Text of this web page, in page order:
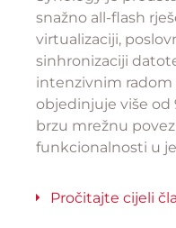
snažno all-flash
virtualizaciji,
sinhronizaciji
intenzivnim radom
objedinjuje više od
brzu mrežnu
funkcionalnosti u
Pročitajte cijeli